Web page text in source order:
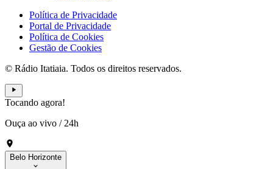
Política de Privacidade
Portal de Privacidade
Política de Cookies
Gestão de Cookies
© Rádio Itatiaia. Todos os direitos reservados.
Tocando agora!
Ouça ao vivo / 24h
Belo Horizonte